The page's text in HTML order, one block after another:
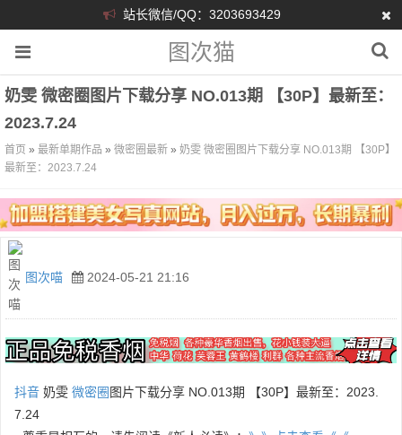
站长微信/QQ：3203693429
图次猫
奶雯 微密圈图片下载分享 NO.013期 【30P】最新至：
2023.7.24
首页 » 最新单期作品 » 微密圈最新 » 奶雯 微密圈图片下载分享 NO.013期 【30P】
最新至：2023.7.24
图次喵 2024-05-21 21:16
抖音 奶雯 微密圈 图片下载分享 NO.013期 【30P】最新至：2023.
7.24